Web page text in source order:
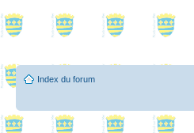
Index du forum